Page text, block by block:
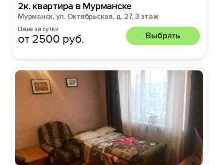
2к. квартира в Мурманске
Мурманск, ул. Октябрьская, д. 27, 3 этаж
Цена за сутки
от 2500 руб. Выбрать